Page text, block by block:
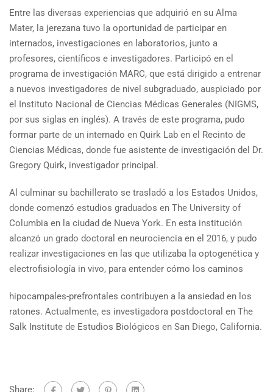
Entre las diversas experiencias que adquirió en su Alma
Mater, la jerezana tuvo la oportunidad de participar en
internados, investigaciones en laboratorios, junto a
profesores, científicos e investigadores. Participó en el
programa de investigación MARC, que está dirigido a entrenar
a nuevos investigadores de nivel subgraduado, auspiciado por
el Instituto Nacional de Ciencias Médicas Generales (NIGMS,
por sus siglas en inglés). A través de este programa, pudo
formar parte de un internado en Quirk Lab en el Recinto de
Ciencias Médicas, donde fue asistente de investigación del Dr.
Gregory Quirk, investigador principal.
Al culminar su bachillerato se trasladó a los Estados Unidos,
donde comenzó estudios graduados en The University of
Columbia en la ciudad de Nueva York. En esta institución
alcanzó un grado doctoral en neurociencia en el 2016, y pudo
realizar investigaciones en las que utilizaba la optogenética y
electrofisiología in vivo, para entender cómo los caminos
hipocampales-prefrontales contribuyen a la ansiedad en los
ratones. Actualmente, es investigadora postdoctoral en The
Salk Institute de Estudios Biológicos en San Diego, California.
Share: